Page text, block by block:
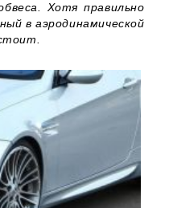
Хотя правильно
в аэродинамической